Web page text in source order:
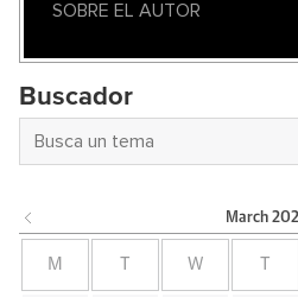
SOBRE EL AUTOR
Buscador
March
M W